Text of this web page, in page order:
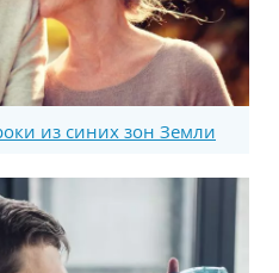
из синих зон Земли